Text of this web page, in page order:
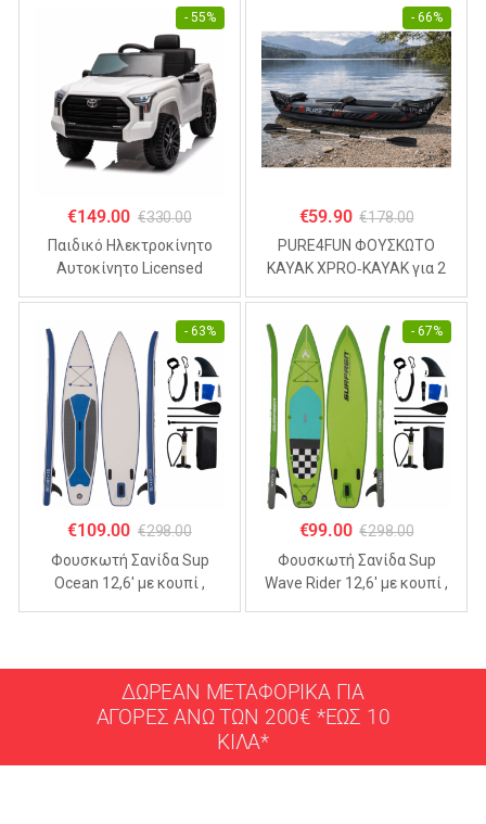
- 55%
€149.00 €330.00
Παιδικό Ηλεκτροκίνητο
Αυτοκίνητο Licensed
- 66%
€59.90 €178.00
PURE4FUN ΦΟΥΣΚΩΤΟ
KAYAK XPRO‑KAYAK για 2
- 63%
€109.00 €298.00
Φουσκωτή Σανίδα Sup
Ocean 12,6′ με κουπί ,
- 67%
€99.00 €298.00
Φουσκωτή Σανίδα Sup
Wave Rider 12,6′ με κουπί ,
ΔΩΡΕΑΝ ΜΕΤΑΦΟΡΙΚΑ ΓΙΑ
ΑΓΟΡΕΣ ΑΝΩ ΤΩΝ 200€ *ΕΩΣ 10
ΚΙΛΑ*